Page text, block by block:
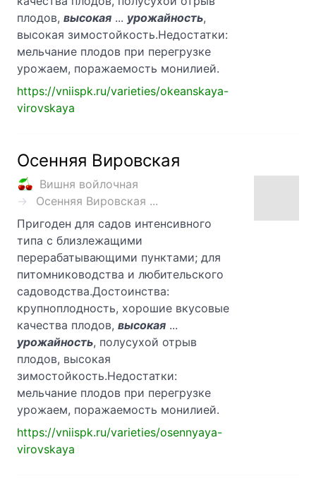
плодов, высокая ... урожайность,
высокая зимостойкость.Недостатки:
мельчание плодов при перегрузке
урожаем, поражаемость монилией.
https://vniispk.ru/varieties/okeanskaya-
virovskaya
Осенняя Вировская
Вишня войлочная
Осенняя Вировская ...
Пригоден для садов интенсивного
типа с близлежащими
перерабатывающими пунктами; для
питомниководства и любительского
садоводства.Достоинства:
крупноплодность, хорошие вкусовые
качества плодов, высокая ...
урожайность, полусухой отрыв
плодов, высокая
зимостойкость.Недостатки:
мельчание плодов при перегрузке
урожаем, поражаемость монилией.
https://vniispk.ru/varieties/osennyaya-
virovskaya